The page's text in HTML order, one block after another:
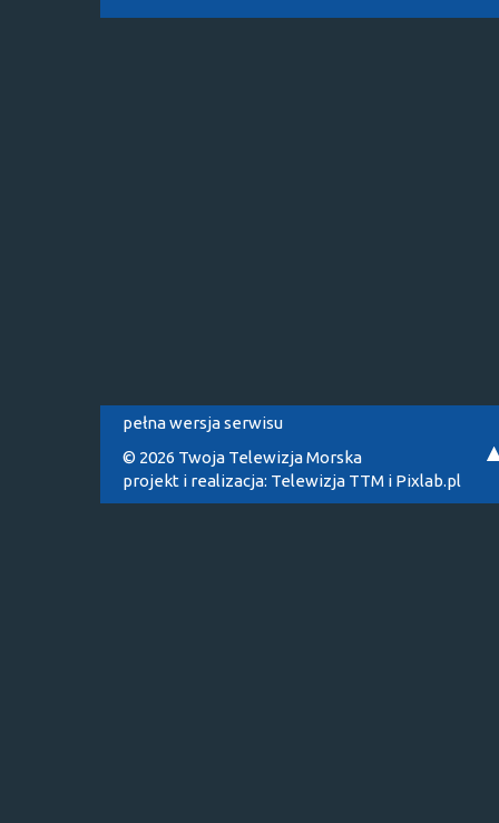
pełna wersja serwisu
© 2026 Twoja Telewizja Morska
projekt i realizacja: Telewizja TTM i Pixlab.pl